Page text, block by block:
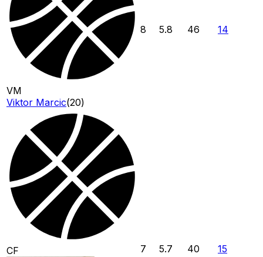
VM
Viktor Marcic(20)
8 5.8 46 14
CF 7 5.7 40 15